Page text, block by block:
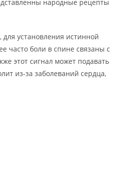
народные рецепты
установления истинной
часто боли в спине связаны с
этот сигнал может подавать
из-за заболеваний сердца,